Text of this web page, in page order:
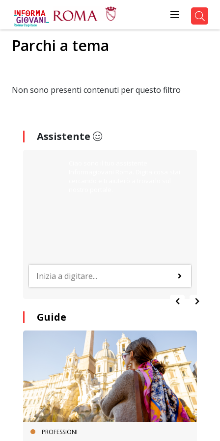
Parchi a tema
Non sono presenti contenuti per questo filtro
Assistente
Guide
PROFESSIONI